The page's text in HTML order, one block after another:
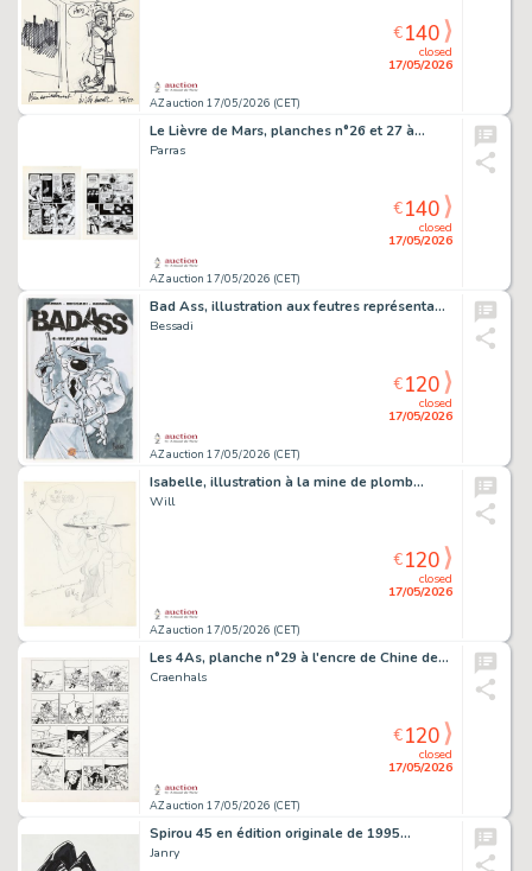
AZ auction 17/05/2026 (CET)
closed
17/05/2026
€140
Le Lièvre de Mars, planches n°26 et 27 à…
Parras
AZ auction 17/05/2026 (CET)
closed
17/05/2026
€140
Bad Ass, illustration aux feutres représentant…
Bessadi
AZ auction 17/05/2026 (CET)
closed
17/05/2026
€120
Isabelle, illustration à la mine de plomb…
Will
AZ auction 17/05/2026 (CET)
closed
17/05/2026
€120
Les 4As, planche n°29 à l'encre de Chine de…
Craenhals
AZ auction 17/05/2026 (CET)
closed
17/05/2026
€120
Spirou 45 en édition originale de 1995…
Janry